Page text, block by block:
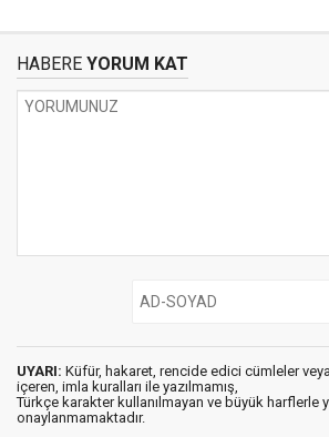
HABERE YORUM KAT
UYARI: Küfür, hakaret, rencide edici cümleler
içeren, imla kuralları ile yazılmamış,
Türkçe karakter kullanılmayan ve büyük harflerle
onaylanmamaktadır.